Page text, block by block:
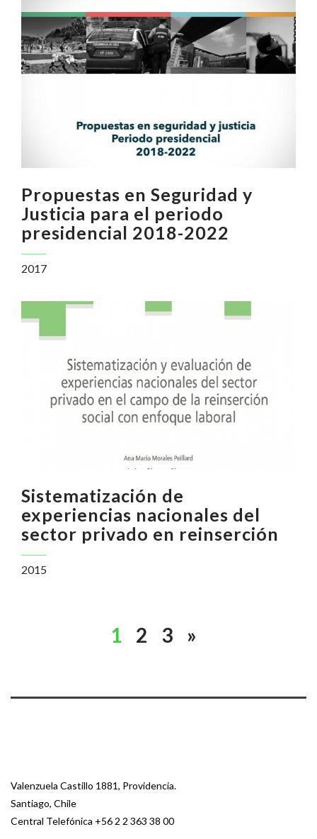
Propuestas en Seguridad y
Justicia para el periodo
presidencial 2018-2022
2017
Sistematización de
experiencias nacionales del
sector privado en reinserción
2015
1 2 3 »
Valenzuela Castillo 1881, Providencia.
Santiago, Chile
Central Telefónica +56 2 2 363 38 00